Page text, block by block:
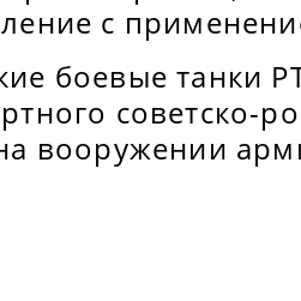
с
боевые танки
советско-
вооружении